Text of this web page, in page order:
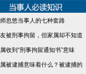
忽悠当事人的七种套路
被刑事拘留，但家属却不知道
收到“刑事拘留通知书”意味
被逮捕意味着什么？被逮捕的